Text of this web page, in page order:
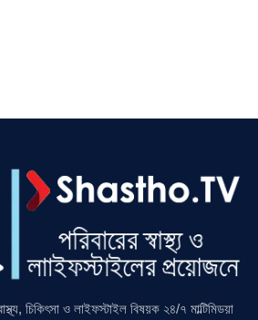
চিকিৎসা ও লাইফস্টাইল বিষয়ক ২৪/৭ মাল্টিমিডয়া